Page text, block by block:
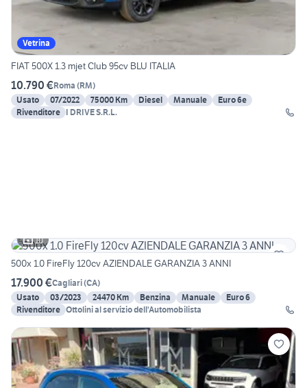
Vetrina
FIAT 500X 1.3 mjet Club 95cv BLU ITALIA
10.790 €Roma (RM)
Usato
07/2022 75000 Km Diesel Manuale
Euro 6e
Rivenditore I DRIVE S.R.L.
10
500x 1.0 FireFly 120cv AZIENDALE GARANZIA 3 ANNI
17.900 €Cagliari(CA)
Usato
03/2023 24470 Km Benzina Manuale
Euro 6
Rivenditore Ottolini al servizio dell'Automobilista